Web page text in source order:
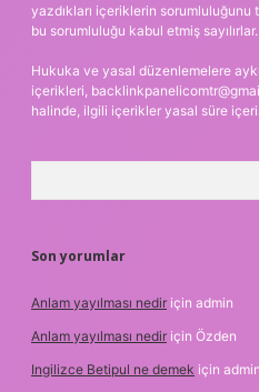
yazdıkları içeriklerin
bu sorumluluğu kabul etmiş sayılırlar.
Hukuka ve yasal düzenlemelere
içerikleri,
halinde, ilgili içerikler yasal süre
Son yorumlar
Anlam yayılması nedir için admin
Anlam yayılması nedir için Özden
Ingilizce Betipul ne demek için admin